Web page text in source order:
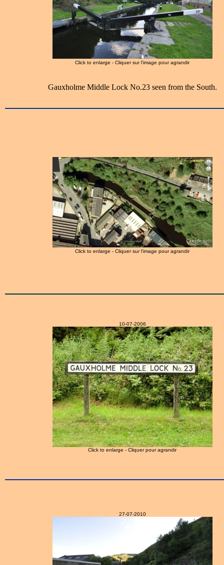
Click to enlarge - Cliquer sur l'image pour agrandir
Gauxholme Middle Lock No.23 seen from the South.
Click to enlarge - Cliquer sur l'image pour agrandir
10-07-2006
Click to enlarge - Cliquer pour agrandir
27-07-2010